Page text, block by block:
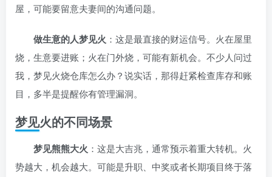
屋，可能要留意夫妻间的沟通问题。
做生意的人梦见火 ：这是最直接的财运信号。火在屋里
烧，生意要进账；火在门外烧，可能有新机会。不少人问过
我，梦见火烧仓库怎么办？说实话，那得赶紧检查库存和账
目，多半是提醒你有管理漏洞。
梦见火的不同场景
梦见熊熊大火 ：这是大吉兆，通常预示着重大转机。火
势越大，机会越大。可能是升职、中奖或者长期项目终于落